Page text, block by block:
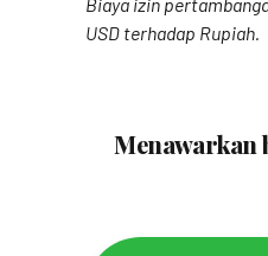
USD terhadap Rupiah.
Menawarkan